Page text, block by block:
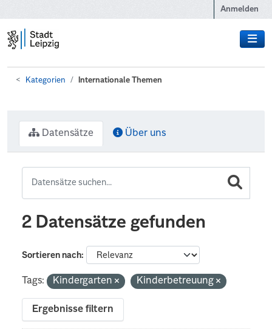
Anmelden
Kategorien Internationale Themen
Datensätze Über uns
2 Datensätze gefunden
Sortieren nach
Tags: Kindergarten Kinderbetreuung
Ergebnisse filtern